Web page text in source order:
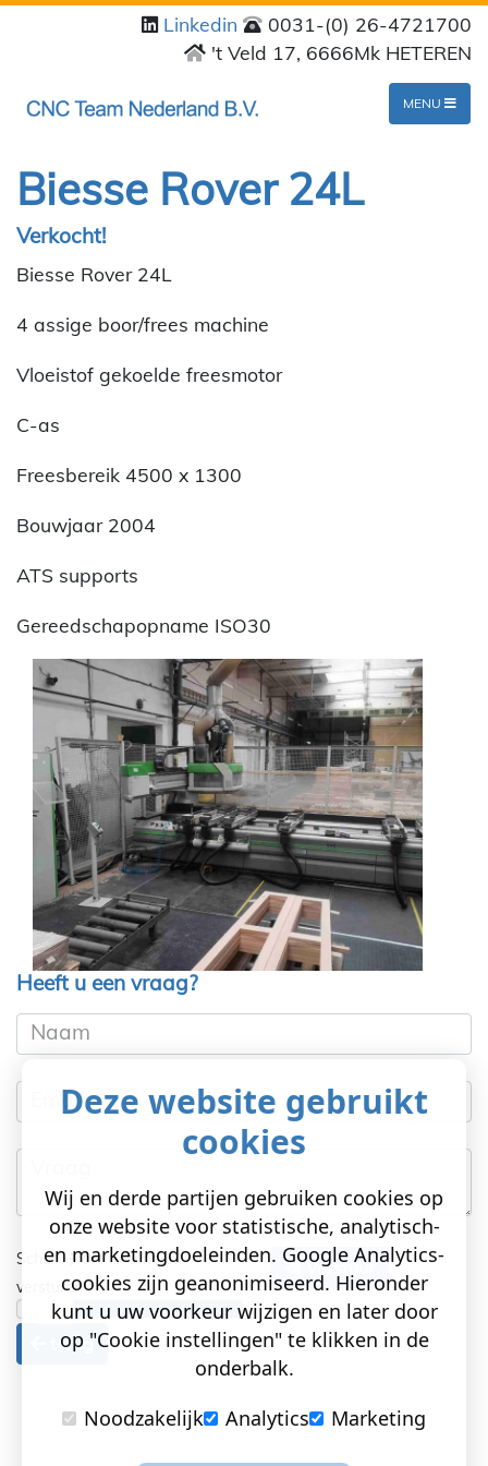
Linkedin
0031-(0) 26-4721700
't Veld 17, 6666Mk HETEREN
MENU
Biesse Rover 24L
Verkocht!
Biesse Rover 24L
4 assige boor/frees machine
Vloeistof gekoelde freesmotor
C-as
Freesbereik 4500 x 1300
Bouwjaar 2004
ATS supports
Gereedschapopname ISO30
Heeft u een vraag?
Naam
Email
Schuif
om te kunnen
versturen!
Verstuur
terug
Deze website gebruikt
cookies
Wij en derde partijen gebruiken cookies op
onze website voor statistische, analytisch-
en marketingdoeleinden. Google Analytics-
cookies zijn geanonimiseerd. Hieronder
kunt u uw voorkeur wijzigen en later door
op "Cookie instellingen" te klikken in de
onderbalk.
Noodzakelijk
Analytics Marketing